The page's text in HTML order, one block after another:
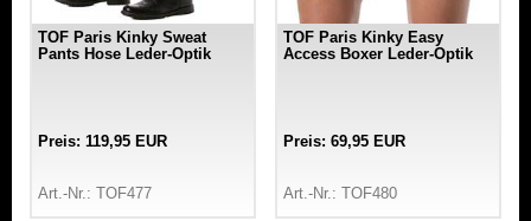
TOF Paris Kinky Sweat
Pants Hose Leder-Optik
Preis: 119,95 EUR
Art.-Nr.: TOF477
TOF Paris Kinky Easy
Access Boxer Leder-Optik
Preis: 69,95 EUR
Art.-Nr.: TOF480